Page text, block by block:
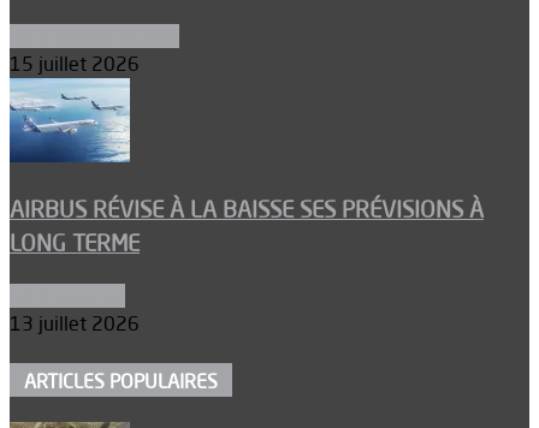
15 juillet 2026
AIRBUS RÉVISE À LA BAISSE SES PRÉVISIONS À
LONG TERME
13 juillet 2026
ARTICLES POPULAIRES